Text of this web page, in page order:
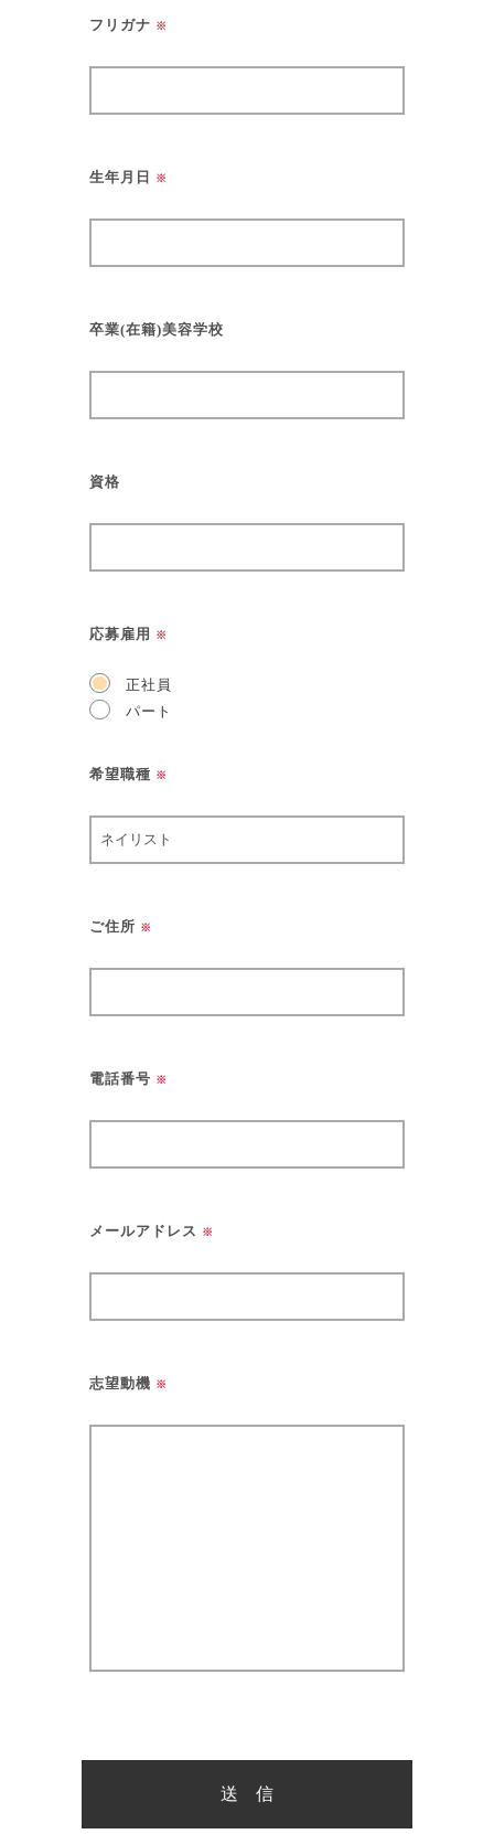
フリガナ ※
生年月日 ※
卒業(在籍)美容学校
資格
応募雇用 ※
正社員
パート
希望職種 ※
ご住所 ※
電話番号 ※
メールアドレス ※
志望動機 ※